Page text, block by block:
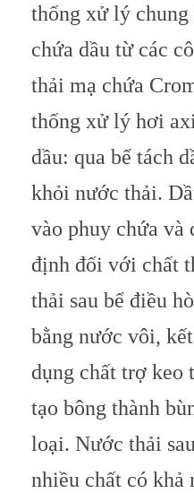
thống xử lý
chứa dầu từ các
thải mạ chứa
thống xử lý hơi
dầu: qua bể tách
khỏi nước thải.
vào phuy chứa
định đối với chất
thải sau bể điều
bằng nước vôi,
dụng chất trợ keo
tạo bông thành
loại. Nước thải
nhiều chất có khả